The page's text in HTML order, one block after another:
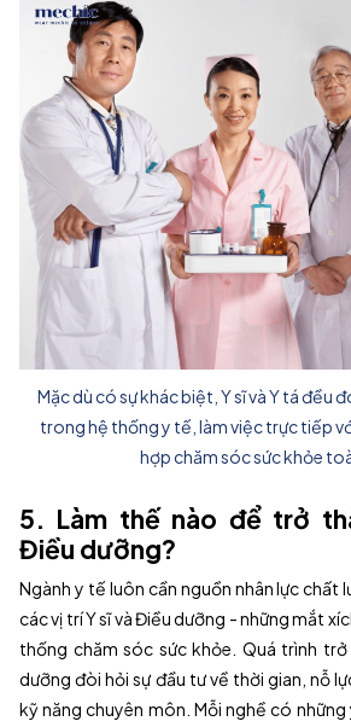
Mặc dù có sự khác biệt, Y sĩ và Y tá đều
trong hệ thống y tế, làm việc trực tiếp
hợp chăm sóc sức khỏe
5. Làm thế nào để trở
Điều dưỡng?
Ngành y tế luôn cần nguồn nhân lực chất
các vị trí Y sĩ và Điều dưỡng - những mắt
thống chăm sóc sức khỏe. Quá trình
dưỡng đòi hỏi sự đầu tư về thời gian, nỗ
kỹ năng chuyên môn. Mỗi nghề có